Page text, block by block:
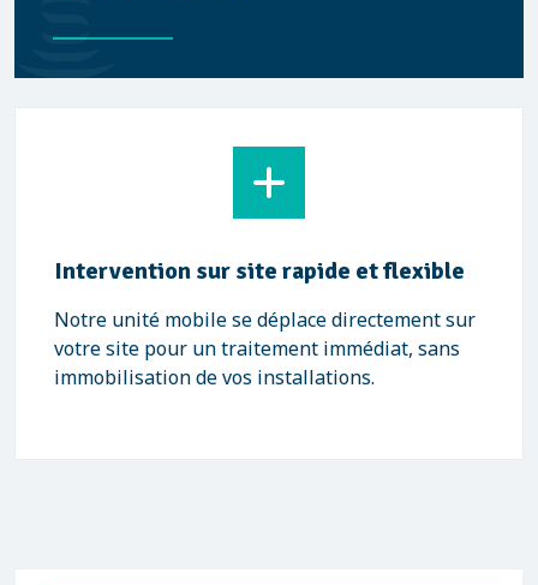
Intervention sur site rapide et flexible
Notre unité mobile se déplace directement sur
votre site pour un traitement immédiat, sans
immobilisation de vos installations.